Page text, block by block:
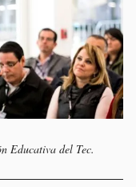
Educativa del Tec.